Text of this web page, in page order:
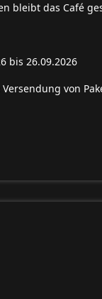
bleibt das Café
bis 26.09.2026
von